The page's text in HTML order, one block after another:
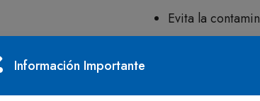
(SPP)
Evita la
Cubre
Ajuste cómodo
Información Importante